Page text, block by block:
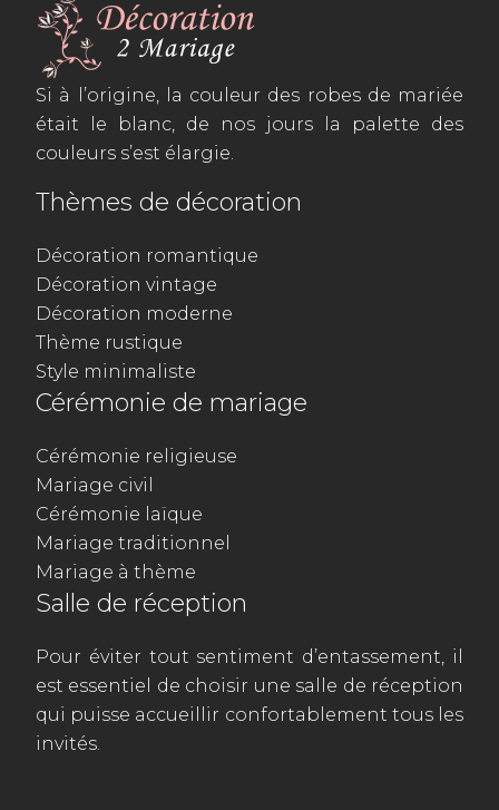
Si à l’origine, la couleur des robes de mariée
était le blanc, de nos jours la palette des
couleurs s’est élargie.
Thèmes de décoration
Décoration romantique
Décoration vintage
Décoration moderne
Thème rustique
Style minimaliste
Cérémonie de mariage
Cérémonie religieuse
Mariage civil
Cérémonie laïque
Mariage traditionnel
Mariage à thème
Salle de réception
Pour éviter tout sentiment d’entassement, il
est essentiel de choisir une salle de réception
qui puisse accueillir confortablement tous les
invités.